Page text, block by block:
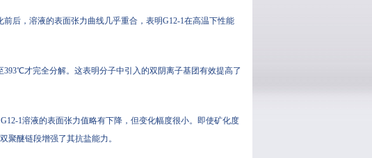
后，溶液的表面张力曲线几乎重合，表明G12-1在高温下性能
才完全分解。这表明分子中引入的双阴离子基团有效提高了
1溶液的表面张力值略有下降，但变化幅度很小。即使矿化度
聚醚链段增强了其抗盐能力。